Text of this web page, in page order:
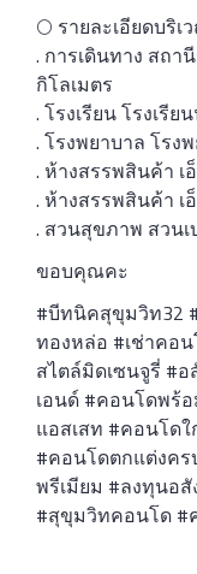
🌕 รายละเอียดบริเ
. การเดินทาง สถา
กิโลเมตร
. โรงเรียน โรงเรี
. โรงพยาบาล โรง
. ห้างสรรพสินค้า เ
. ห้างสรรพสินค้า เ
. สวนสุขภาพ สวนเ
ขอบคุณคะ
#บีทนิคสุขุมวิท32
ทองหล่อ #เช่าคอ
สไตล์มิดเซนจูรี่ #
เอนด์ #คอนโดพร้
แอสเสท #คอนโด
#คอนโดตกแต่งคร
พรีเมียม #ลงทุนอ
#สุขุมวิทคอนโด #